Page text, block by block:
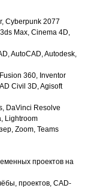
Cyberpunk 2077
Max, Cinema 4D,
AutoCAD, Autodesk,
360, Inventor
Civil 3D, Agisoft
DaVinci Resolve
Lightroom
Zoom, Teams
проектов на
проектов, CAD-